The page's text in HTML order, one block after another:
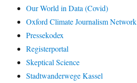
Our World in Data (Covid)
Oxford Climate Journalism Network
Pressekodex
Registerportal
Skeptical Science
Stadtwanderwege Kassel